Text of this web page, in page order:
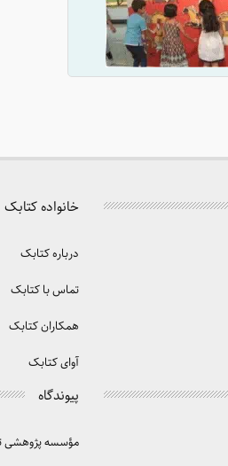
خانواده کتابک
درباره کتابک
تماس با کتابک
همکاران کتابک
آوای کتابک
پیوندگاه
مؤسسه پژوهشی